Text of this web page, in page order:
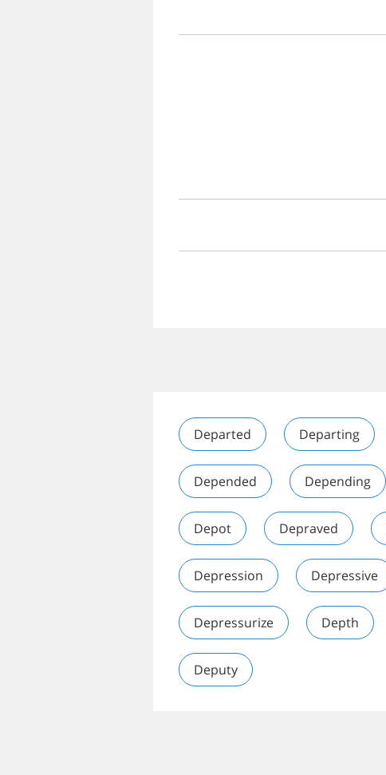
Departed Departing
Depended Depending
Depot Depraved
Depression Depressive
Depressurize Depth
Deputy